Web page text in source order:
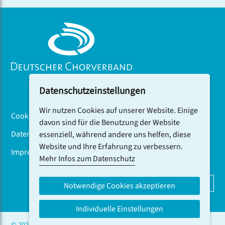
Cookiebanner
Datenschutz
Impressum
DCV-NEWSLETTER ABONNIEREN
Datenschutzeinstellungen
Wir nutzen Cookies auf unserer Website. Einige
davon sind für die Benutzung der Website
essenziell, während andere uns helfen, diese
Website und Ihre Erfahrung zu verbessern.
Mehr Infos zum Datenschutz
Notwendige Cookies akzeptieren
Individuelle Einstellungen